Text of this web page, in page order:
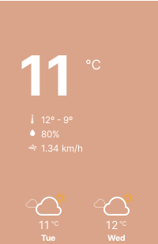
11 ℃
12º - 9º
80%
1.34 km/h
11 ℃
Tue
12 ℃
Wed